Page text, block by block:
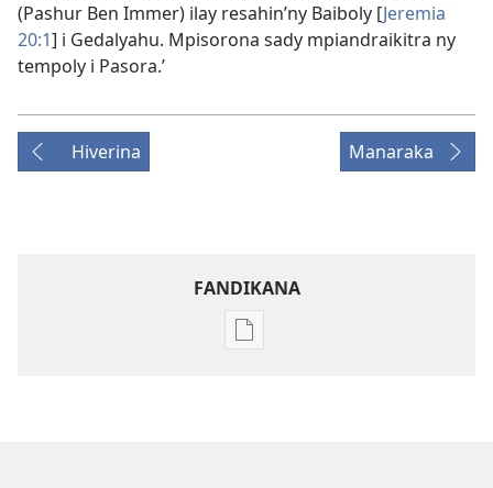
(Pashur Ben Immer) ilay resahin’ny Baiboly [Jeremia
20:1] i Gedalyahu. Mpisorona sady mpiandraikitra ny
tempoly i Pasora.’
Hiverina Manaraka
FANDIKANA
Fandikana